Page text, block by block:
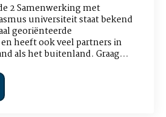
2 Samenwerking met
universiteit staat bekend
georiënteerde
heeft ook veel partners in
als het buitenland. Graag…